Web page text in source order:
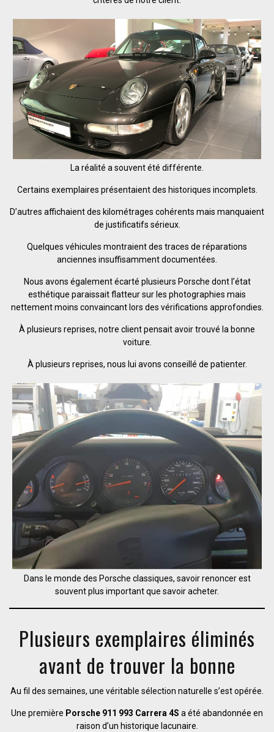
La réalité a souvent été différente.
Certains exemplaires présentaient des historiques incomplets.
D’autres affichaient des kilométrages cohérents mais manquaient
de justificatifs sérieux.
Quelques véhicules montraient des traces de réparations
anciennes insuffisamment documentées.
Nous avons également écarté plusieurs Porsche dont l’état
esthétique paraissait flatteur sur les photographies mais
nettement moins convaincant lors des vérifications approfondies.
À plusieurs reprises, notre client pensait avoir trouvé la bonne
voiture.
À plusieurs reprises, nous lui avons conseillé de patienter.
Dans le monde des Porsche classiques, savoir renoncer est
souvent plus important que savoir acheter.
Plusieurs exemplaires éliminés
avant de trouver la bonne
Au fil des semaines, une véritable sélection naturelle s’est opérée.
Une première Porsche 911 993 Carrera 4S a été abandonnée en
raison d’un historique lacunaire.